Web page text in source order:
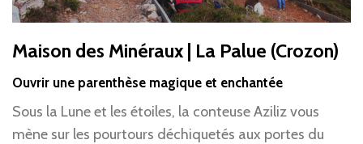
Maison des Minéraux | La Palue (Crozon)
Ouvrir une parenthèse magique et enchantée
Sous la Lune et les étoiles, la conteuse Aziliz vous
mène sur les pourtours déchiquetés aux portes du